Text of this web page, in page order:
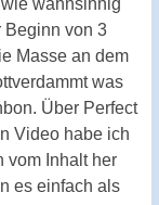
wahnsinnig
Beginn von 3
Masse an dem
was
Über Perfect
Video habe ich
vom Inhalt her
es einfach als